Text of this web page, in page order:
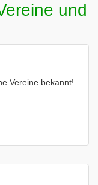
und
Vereine bekannt!